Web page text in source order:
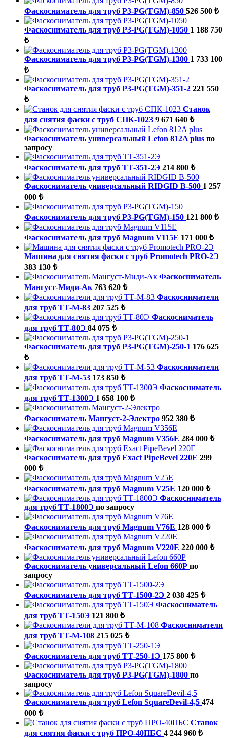
Фаскосниматель для труб P3-PG(TGM)-850 526 500 ₺
Фаскосниматель для труб P3-PG(TGM)-1050 1 188 750
₺
Фаскосниматель для труб P3-PG(TGM)-1300 1 733 100
₺
Фаскосниматель для труб P3-PG(TGM)-351-2 221 550
₺
Станок
для снятия фаски с труб СПК-1023 9 671 640 ₺
Фаскосниматель универсальный Lefon 812A plus по
запросу
Фаскосниматель для труб ТТ-351-2Э 214 800 ₺
Фаскосниматель универсальный RIDGID В-500 1 257
000 ₺
Фаскосниматель для труб P3-PG(TGM)-150 121 800 ₺
Фаскосниматель для труб Magnum V115E 171 000 ₺
Машина для снятия фаски с труб Promotech PRO-2Э
383 130 ₺
Фаскосниматель
Мангуст-Миди-Ак 763 620 ₺
Фаскосниматели
для труб ТТ-М-83 207 525 ₺
Фаскосниматель
для труб ТТ-80Э 84 075 ₺
Фаскосниматель для труб P3-PG(TGM)-250-1 176 625
₺
Фаскосниматели
для труб ТТ-М-53 173 850 ₺
Фаскосниматель
для труб ТТ-1300Э 1 658 100 ₺
Фаскосниматель Мангуст-2-Электро 952 380 ₺
Фаскосниматель для труб Magnum V356E 284 000 ₺
Фаскосниматель для труб Exact PipeBevel 220E 299
000 ₺
Фаскосниматель для труб Magnum V25E 120 000 ₺
Фаскосниматель
для труб ТТ-1800Э по запросу
Фаскосниматель для труб Magnum V76E 128 000 ₺
Фаскосниматель для труб Magnum V220E 220 000 ₺
Фаскосниматель универсальный Lefon 660P по
запросу
Фаскосниматель для труб ТТ-1500-2Э 2 038 425 ₺
Фаскосниматель
для труб ТТ-150Э 121 800 ₺
Фаскосниматели
для труб ТТ-М-108 215 025 ₺
Фаскосниматель для труб ТТ-250-1Э 175 800 ₺
Фаскосниматель для труб P3-PG(TGM)-1800 по
запросу
Фаскосниматель для труб Lefon SquareDevil-4,5 474
000 ₺
Станок
для снятия фаски с труб ПРО-40ПБС 4 244 960 ₺